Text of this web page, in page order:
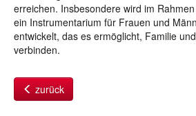
erreichen. Insbesondere wird im
ein Instrumentarium für Frauen und
entwickelt, das es ermöglicht, Familie
verbinden.
zurück